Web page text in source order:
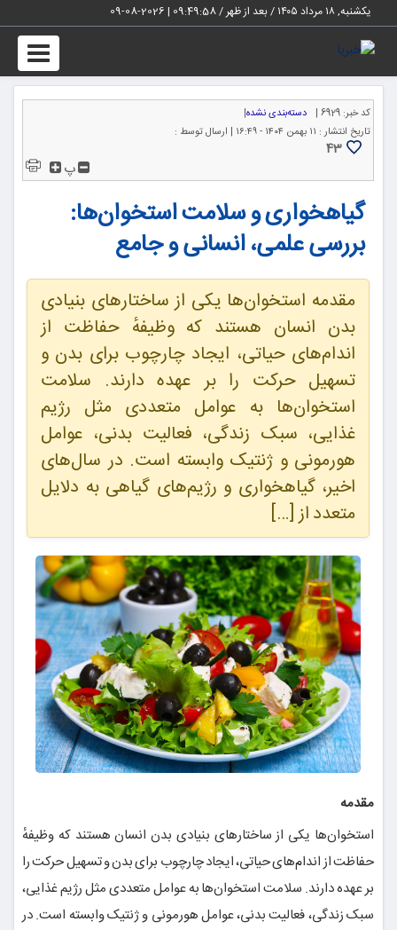
یکشنبه, ۱۸ مرداد ۱۴۰۵ / بعد از ظهر / 09:49:59
|
2026-08-09
کد خبر: 6929 | دسته‌بندی نشده|
تاریخ انتشار : ۱۱ بهمن ۱۴۰۴ - ۱۶:۴۹ | ارسال توسط :
43
پ
گیاهخواری و سلامت استخوان‌ها:
بررسی علمی، انسانی و جامع
مقدمه استخوان‌ها یکی از ساختارهای بنیادی
بدن انسان هستند که وظیفهٔ حفاظت از
اندام‌های حیاتی، ایجاد چارچوب برای بدن و
تسهیل حرکت را بر عهده دارند. سلامت
استخوان‌ها به عوامل متعددی مثل رژیم
غذایی، سبک زندگی، فعالیت بدنی، عوامل
هورمونی و ژنتیک وابسته است. در سال‌های
اخیر، گیاهخواری و رژیم‌های گیاهی به دلایل
متعدد از […]
مقدمه
استخوان‌ها یکی از ساختارهای بنیادی بدن انسان هستند که وظیفهٔ
حفاظت از اندام‌های حیاتی، ایجاد چارچوب برای بدن و تسهیل حرکت را
بر عهده دارند. سلامت استخوان‌ها به عوامل متعددی مثل رژیم غذایی،
سبک زندگی، فعالیت بدنی، عوامل هورمونی و ژنتیک وابسته است. در